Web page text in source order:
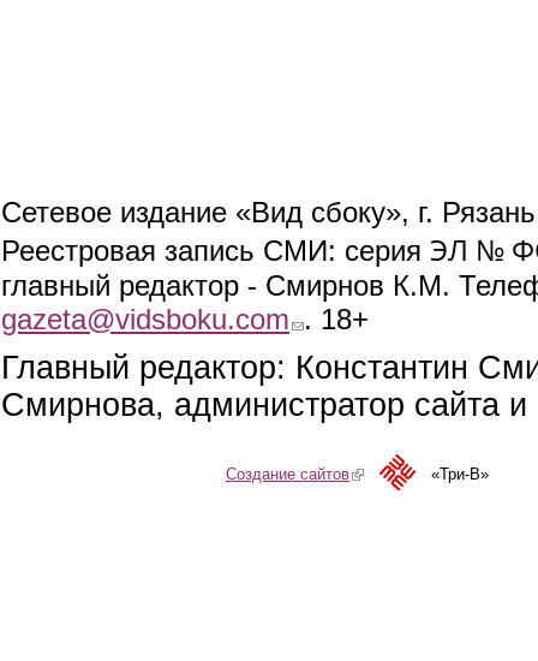
Сетевое издание «Вид сбоку», г.
Реестровая запись СМИ: серия ЭЛ №
главный редактор - Смирнов К.М.
gazeta@vidsboku.com (link sends e-mail)
. 18+
Главный редактор: Константин
Смирнова, администратор сайта
Создание сайтов(link is external)«Три-В»